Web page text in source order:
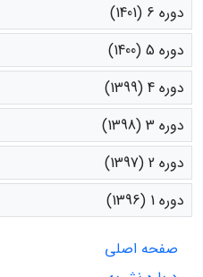
دوره 6 (1401)
دوره 5 (1400)
دوره 4 (1399)
دوره 3 (1398)
دوره 2 (1397)
دوره 1 (1396)
صفحه اصلی